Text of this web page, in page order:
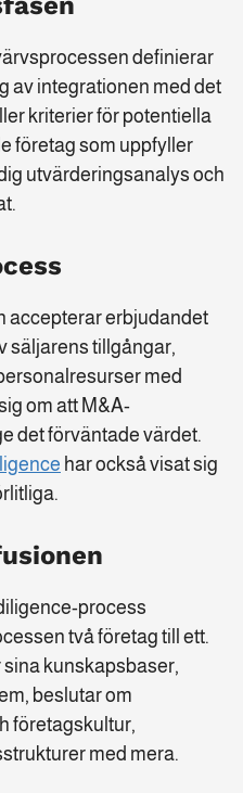
definierar
av integrationen med det
kriterier för potentiella
företag som uppfyller
utvärderingsanalys och
accepterar erbjudandet
säljarens tillgångar,
med
om att M&A-
det förväntade värdet.
har också visat sig
process
två företag till ett.
kunskapsbaser,
beslutar om
företagskultur,
med mera.